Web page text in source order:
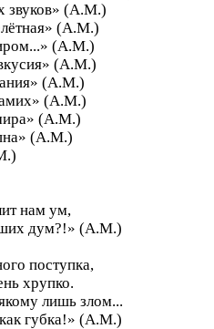
звуков» (А.М.)
(А.М.)
(А.М.)
(А.М.)
(А.М.)
(А.М.)
(А.М.)
(А.М.)
нам ум,
дум?!» (А.М.)
поступка,
хрупко.
лишь злом...
губка!» (А.М.)